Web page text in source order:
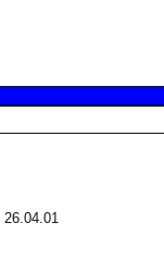
26.04.01